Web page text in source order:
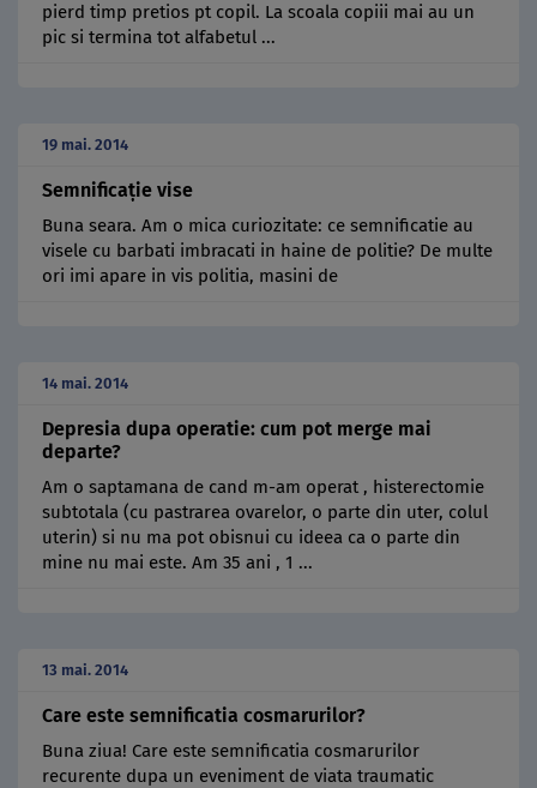
pierd timp pretios pt copil. La scoala copiii mai au un
pic si termina tot alfabetul ...
19 mai. 2014
Semnificaţie vise
Buna seara. Am o mica curiozitate: ce semnificatie au
visele cu barbati imbracati in haine de politie? De multe
ori imi apare in vis politia, masini de
14 mai. 2014
Depresia dupa operatie: cum pot merge mai
departe?
Am o saptamana de cand m-am operat , histerectomie
subtotala (cu pastrarea ovarelor, o parte din uter, colul
uterin) si nu ma pot obisnui cu ideea ca o parte din
mine nu mai este. Am 35 ani , 1 ...
13 mai. 2014
Care este semnificatia cosmarurilor?
Buna ziua! Care este semnificatia cosmarurilor
recurente dupa un eveniment de viata traumatic